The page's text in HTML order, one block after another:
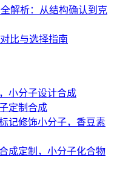
解析：从结构确认到克
比与选择指南
小分子设计合成
定制合成
记修饰小分子，香豆素
成定制，小分子化合物